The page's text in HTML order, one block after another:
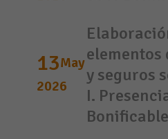
13May
2026
elementos
y seguros
I.
Bonificable